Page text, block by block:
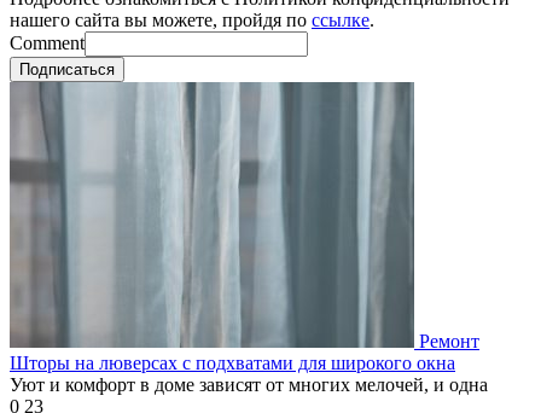
нашего сайта вы можете, пройдя по ссылке.
Comment
Подписаться
Ремонт
Шторы на люверсах с подхватами для широкого окна
Уют и комфорт в доме зависят от многих мелочей, и одна
0 23